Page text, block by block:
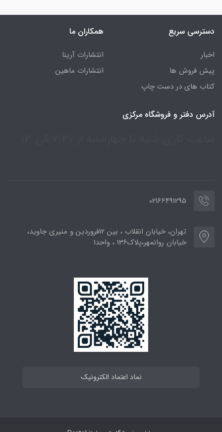
دسترسی سریع
اخبار
پیش فروش ها
کتاب های در دست چاپ
همکاران ما
انتشارات آرینا
انتشارات ماهین
آدرس دفتر و فروشگاه مرکزی
02166491295
تهران، خیابان انقلاب ، بین 12فروردین و منیری جاوید،
خیابان روانمهر،پلاک136 ، واحد1
نماد اعتماد الکترونیک